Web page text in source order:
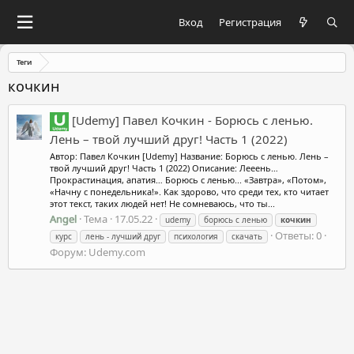
Вход Регистрация
Теги
кочкин
[Udemy] Павел Кочкин - Борюсь с ленью.
Лень – твой лучший друг! Часть 1 (2022)
Автор: Павел Кочкин [Udemy] Название: Борюсь с ленью. Лень –
твой лучший друг! Часть 1 (2022) Описание: Лееень…
Прокрастинация, апатия… Борюсь с ленью... «Завтра», «Потом»,
«Начну с понедельника!». Как здорово, что среди тех, кто читает
этот текст, таких людей нет! Не сомневаюсь, что ты...
Angel Тема 17.05.22 udemy борюсь с ленью
кочкин
курс
лень - лучший друг психология скачать
Ответы: 0
Форум: Udemy.com